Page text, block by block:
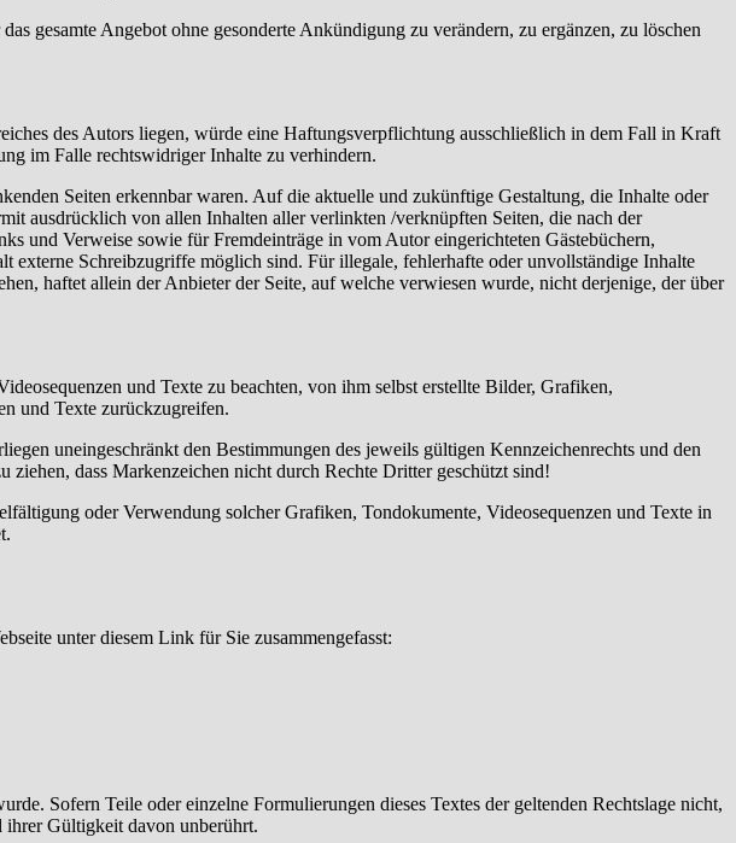
gesamte Angebot ohne gesonderte Ankündigung zu verändern, zu ergänzen, zu löschen
des Autors liegen, würde eine Haftungsverpflichtung ausschließlich in dem Fall in Kraft
im Falle rechtswidriger Inhalte zu verhindern.
Seiten erkennbar waren. Auf die aktuelle und zukünftige Gestaltung, die Inhalte oder
ausdrücklich von allen Inhalten aller verlinkten /verknüpften Seiten, die nach der
und Verweise sowie für Fremdeinträge in vom Autor eingerichteten Gästebüchern,
Schreibzugriffe möglich sind. Für illegale, fehlerhafte oder unvollständige Inhalte
haftet allein der Anbieter der Seite, auf welche verwiesen wurde, nicht derjenige, der über
und Texte zu beachten, von ihm selbst erstellte Bilder, Grafiken,
und Texte zurückzugreifen.
uneingeschränkt den Bestimmungen des jeweils gültigen Kennzeichenrechts und den
dass Markenzeichen nicht durch Rechte Dritter geschützt sind!
oder Verwendung solcher Grafiken, Tondokumente, Videosequenzen und Texte in
unter diesem Link für Sie zusammengefasst:
Sofern Teile oder einzelne Formulierungen dieses Textes der geltenden Rechtslage nicht,
ihrer Gültigkeit davon unberührt.